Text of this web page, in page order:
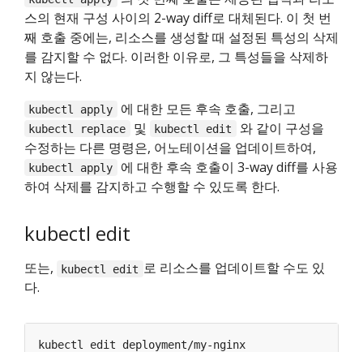
스의 현재 구성 사이의 2-way diff로 대체된다. 이 첫 번
째 호출 중에는, 리소스를 생성할 때 설정된 특성의 삭제
를 감지할 수 없다. 이러한 이유로, 그 특성들을 삭제하
지 않는다.
kubectl apply 에 대한 모든 후속 호출, 그리고
kubectl replace 및 kubectl edit
와 같이 구성을
수정하는 다른 명령은, 어노테이션을 업데이트하여,
kubectl apply
에 대한 후속 호출이 3-way diff를 사용
하여 삭제를 감지하고 수행할 수 있도록 한다.
kubectl edit
또는, kubectl edit 로 리소스를 업데이트할 수도 있
다.